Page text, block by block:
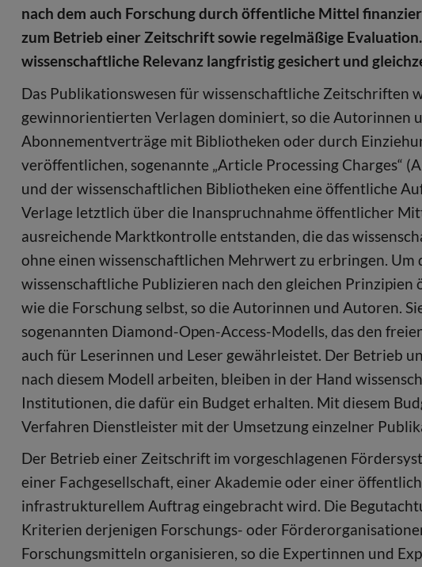
nach dem auch Forschung durch öffentliche Mittel
zum Betrieb einer Zeitschrift sowie regelmäßige
wissenschaftliche Relevanz langfristig gesichert und
Das Publikationswesen für wissenschaftliche Zeitschriften
gewinnorientierten Verlagen dominiert, so die Autorinnen
Abonnementverträge mit Bibliotheken oder durch
veröffentlichen, sogenannte „Article Processing Charges“
und der wissenschaftlichen Bibliotheken eine öffentliche
Verlage letztlich über die Inanspruchnahme öffentlicher
ausreichende Marktkontrolle entstanden, die das
ohne einen wissenschaftlichen Mehrwert zu erbringen.
wissenschaftliche Publizieren nach den gleichen
wie die Forschung selbst, so die Autorinnen und Autoren.
sogenannten Diamond-Open-Access-Modells, das den
auch für Leserinnen und Leser gewährleistet. Der Betrieb
nach diesem Modell arbeiten, bleiben in der Hand
Institutionen, die dafür ein Budget erhalten. Mit diesem
Verfahren Dienstleister mit der Umsetzung einzelner
Der Betrieb einer Zeitschrift im vorgeschlagenen
einer Fachgesellschaft, einer Akademie oder einer
infrastrukturellem Auftrag eingebracht wird. Die
Kriterien derjenigen Forschungs- oder
Forschungsmitteln organisieren, so die Expertinnen und